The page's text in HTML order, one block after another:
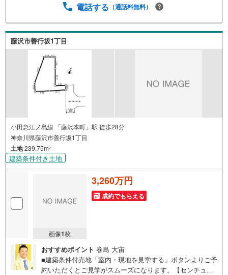
買い物になりますので、しっかりとした資金計画のアドバ
額を長期間で返済する住宅ローンは優遇金利が0.1％変わる
だけで、支払い総額に大きな変化が生じます。取引の多い
弊社は金融機関の特色、傾向、トレンドを熟知しておりま
すので、お客様のニーズにあった金融機関をご紹介させて
頂きます。
電話する （通話料無料）
藤沢市善行坂1丁目
小田急江ノ島線 「藤沢本町」駅 徒歩28分
神奈川県藤沢市善行坂1丁目
土地239.75m2
建築条件付き土地
画像1枚
3,260万円
成約でもらえる
おすすめポイント 巻島 大宙
■建築条件付売地「室内・現地を見学する」ボタンよりご予
約いただくとご見学がスムーズになります。【センチュリ